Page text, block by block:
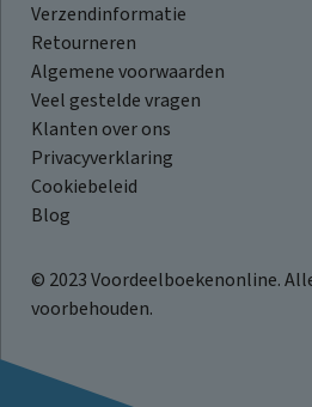
Verzendinformatie
Retourneren
Algemene voorwaarden
Veel gestelde vragen
Klanten over ons
Privacyverklaring
Cookiebeleid
Blog
© 2023 Voordeelboekenonline.
voorbehouden.